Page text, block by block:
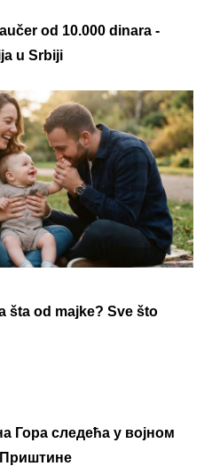
od 10.000 dinara -
u Srbiji
šta od majke? Sve što
Гора следећа у војном
Приштине